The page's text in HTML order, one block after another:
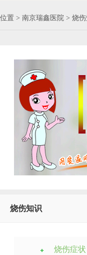
位置 > 南京瑞鑫医院 > 烧
烧伤知识
烧伤症状